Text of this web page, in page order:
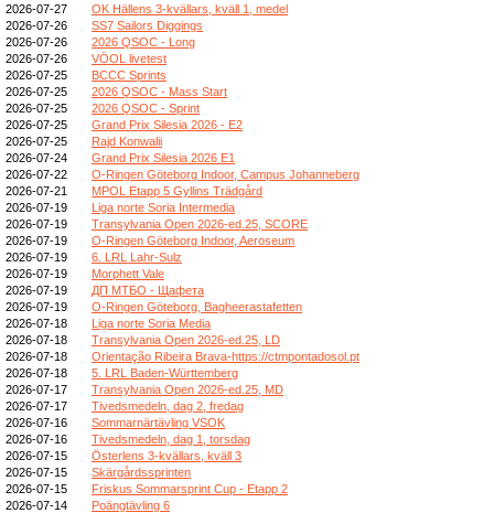
2026-07-27
OK Hällens 3-kvällars, kväll 1, medel
2026-07-26
SS7 Sailors Diggings
2026-07-26
2026 QSOC - Long
2026-07-26
VÖOL livetest
2026-07-25
BCCC Sprints
2026-07-25
2026 QSOC - Mass Start
2026-07-25
2026 QSOC - Sprint
2026-07-25
Grand Prix Silesia 2026 - E2
2026-07-25
Rajd Konwalii
2026-07-24
Grand Prix Silesia 2026 E1
2026-07-22
O-Ringen Göteborg Indoor, Campus Johanneberg
2026-07-21
MPOL Etapp 5 Gyllins Trädgård
2026-07-19
Liga norte Soria Intermedia
2026-07-19
Transylvania Open 2026-ed.25, SCORE
2026-07-19
O-Ringen Göteborg Indoor, Aeroseum
2026-07-19
6. LRL Lahr-Sulz
2026-07-19
Morphett Vale
2026-07-19
ДП МТБО - Щафета
2026-07-19
O-Ringen Göteborg, Bagheerastafetten
2026-07-18
Liga norte Soria Media
2026-07-18
Transylvania Open 2026-ed.25, LD
2026-07-18
Orientação Ribeira Brava-https://ctmpontadosol.pt
2026-07-18
5. LRL Baden-Württemberg
2026-07-17
Transylvania Open 2026-ed.25, MD
2026-07-17
Tivedsmedeln, dag 2, fredag
2026-07-16
Sommarnärtävling VSOK
2026-07-16
Tivedsmedeln, dag 1, torsdag
2026-07-15
Österlens 3-kvällars, kväll 3
2026-07-15
Skärgårdssprinten
2026-07-15
Friskus Sommarsprint Cup - Etapp 2
2026-07-14
Poängtävling 6